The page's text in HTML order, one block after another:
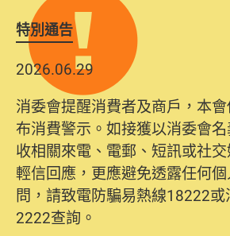
特別通告
2026.06.29
消委會提醒消費者及商戶，本
布消費警示。如接獲以消委會
收相關來電、電郵、短訊或社
輕信回應，更應避免透露任何
問，請致電防騙易熱線18222
2222查詢。